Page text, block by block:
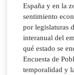
España y en la
sentimiento
por legislaturas
interanual del
qué estado se
Encuesta de
temporalidad y